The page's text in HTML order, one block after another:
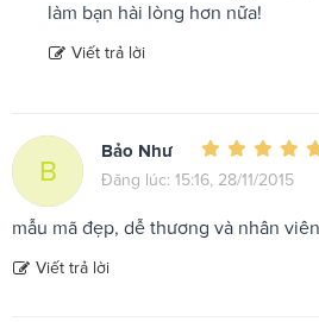
làm bạn hài lòng hơn nữa!
Viết trả lời
B
Bảo Như
Đăng lúc: 15:16, 28/11/2015
mẫu mã đẹp, dễ thương và nhân
Viết trả lời